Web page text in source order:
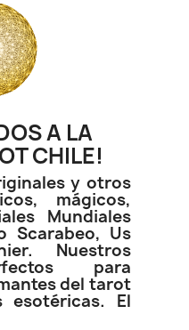
A LA
CHILE!
y otros
mágicos,
Mundiales
Scarabeo, Us
Nuestros
para
del tarot
El